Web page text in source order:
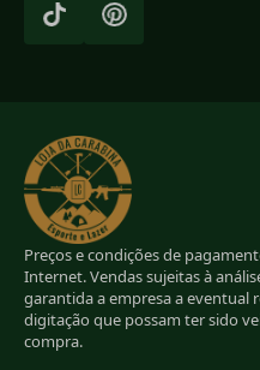
Preços e condições de
Internet. Vendas sujeitas à
garantida a empresa a eventual
digitação que possam ter sido
compra.